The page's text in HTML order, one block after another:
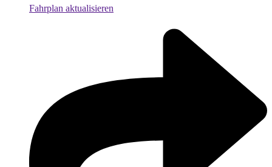
Fahrplan aktualisieren